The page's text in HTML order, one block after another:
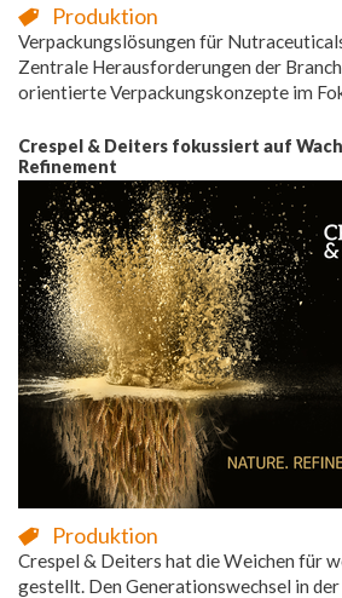
Produktion
Verpackungslösungen für
Zentrale Herausforderungen der
orientierte Verpackungskonzepte im
Crespel & Deiters fokussiert auf
Refinement
Produktion
Crespel & Deiters hat die Weichen für
gestellt. Den Generationswechsel in